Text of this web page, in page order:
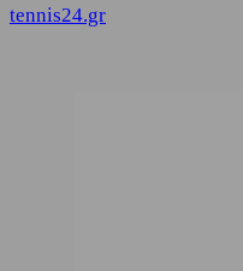
tennis24.gr